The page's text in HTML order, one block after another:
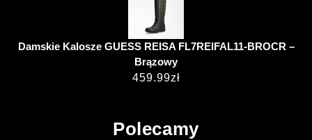
Damskie Kalosze GUESS REISA FL7REIFAL11-BROCR –
Brązowy
459.99zł
Polecamy